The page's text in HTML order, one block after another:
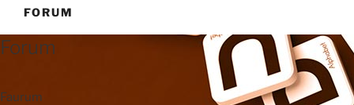
FORUM
Forum
Faurum